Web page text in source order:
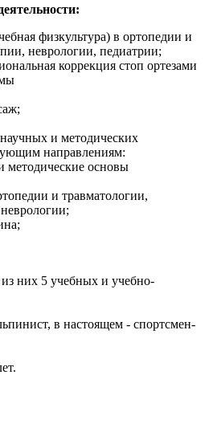
физкультура) в ортопедии и
неврологии, педиатрии;
коррекция стоп ортезами
и методических
направлениям:
методические основы
и травматологии,
них 5 учебных и учебно-
в настоящем - спортсмен-